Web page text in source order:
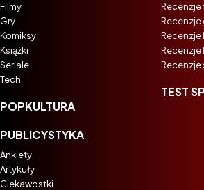
Filmy
Gry
Komiksy
Książki
Seriale
Tech
POPKULTURA
PUBLICYSTYKA
Ankiety
Artykuły
Ciekawostki
Recenzje
Recenzje
Recenzje
Recenzje
Recenzje
TEST